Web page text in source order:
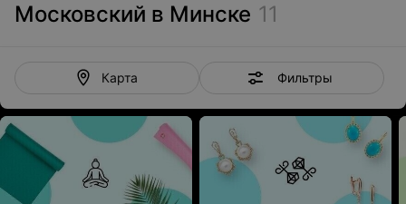
Московский в Минске 11
Карта Фильтры